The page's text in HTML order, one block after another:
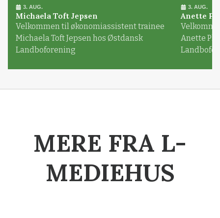
3. AUG.
Michaela Toft Jepsen
Velkommen til økonomiassistent trainee
Michaela Toft Jepsen hos Østdansk
Landboforening
3. AUG.
Anette
Anette
MERE FRA L-
MEDIEHUS